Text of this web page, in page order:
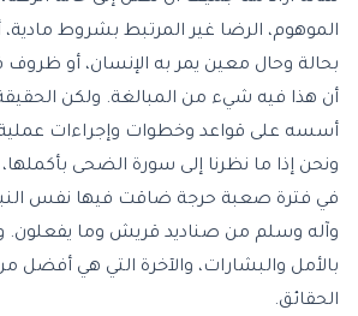
الموهوم، الرضا غير المرتبط بشروط مادية،
بحالة وحال معين يمر به الإنسان، أو
أن هذا فيه شيء من المبالغة. ولكن
أسسه على قواعد وخطوات وإجراءات عملية
ونحن إذا ما نظرنا إلى سورة الضحى بأكملها،
في فترة صعبة حرجة ضاقت فيها نفس
وآله وسلم من صناديد قريش وما يفعلون.
بالأمل والبشارات، والآخرة التي هي أفضل
الحقائق.